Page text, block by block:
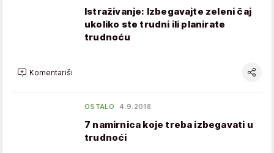
Istraživanje: Izbegavajte zeleni čaj
ukoliko ste trudni ili planirate
trudnoću
Komentariši
OSTALO 4.9.2018.
7 namirnica koje treba izbegavati u
trudnoći